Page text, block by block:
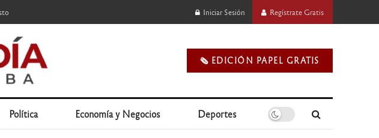
Iniciar Sesión Regístrate Gratis
🗞️ EDICIÓN PAPEL GRATIS
Política Economía y Negocios Deportes